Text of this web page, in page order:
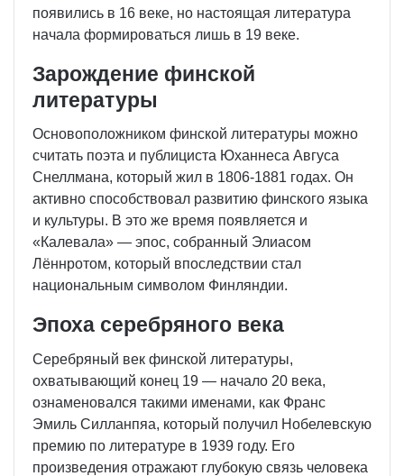
появились в 16 веке, но настоящая литература
начала формироваться лишь в 19 веке.
Зарождение финской
литературы
Основоположником финской литературы можно
считать поэта и публициста Юханнеса Авгуса
Снеллмана, который жил в 1806-1881 годах. Он
активно способствовал развитию финского языка
и культуры. В это же время появляется и
«Калевала» — эпос, собранный Элиасом
Лённротом, который впоследствии стал
национальным символом Финляндии.
Эпоха серебряного века
Серебряный век финской литературы,
охватывающий конец 19 — начало 20 века,
ознаменовался такими именами, как Франс
Эмиль Силланпяа, который получил Нобелевскую
премию по литературе в 1939 году. Его
произведения отражают глубокую связь человека